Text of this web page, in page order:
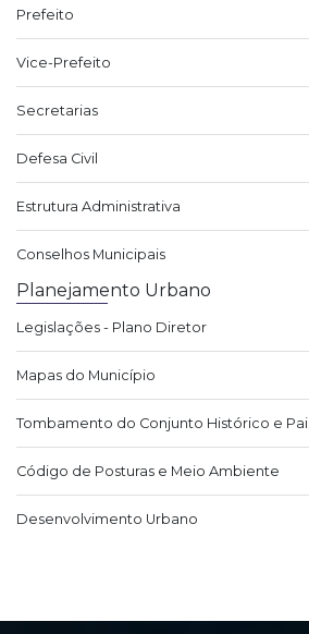
Prefeito
Vice-Prefeito
Secretarias
Defesa Civil
Estrutura Administrativa
Conselhos Municipais
Planejamento Urbano
Legislações - Plano Diretor
Mapas do Município
Tombamento do Conjunto Histórico e
Código de Posturas e Meio Ambiente
Desenvolvimento Urbano